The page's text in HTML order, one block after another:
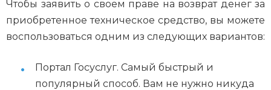
Чтобы заявить о своем праве на возврат денег за
приобретенное техническое средство, вы можете
воспользоваться одним из следующих вариантов:
Портал Госуслуг. Самый быстрый и
популярный способ. Вам не нужно никуда